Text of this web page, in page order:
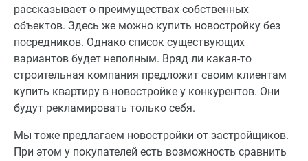
рассказывает о преимуществах собственных
объектов. Здесь же можно купить новостройку без
посредников. Однако список существующих
вариантов будет неполным. Вряд ли какая-то
строительная компания предложит своим клиентам
купить квартиру в новостройке у конкурентов. Они
будут рекламировать только себя.
Мы тоже предлагаем новостройки от застройщиков.
При этом у покупателей есть возможность сравнить